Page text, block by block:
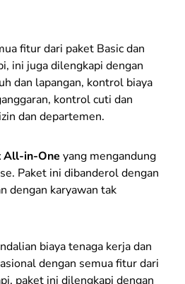
fitur dari paket Basic dan
ini juga dilengkapi dengan
dan lapangan, kontrol biaya
kontrol cuti dan
dan departemen.
All-in-One yang mengandung
Paket ini dibanderol dengan
dengan karyawan tak
biaya tenaga kerja dan
dengan semua fitur dari
paket ini dilengkapi dengan